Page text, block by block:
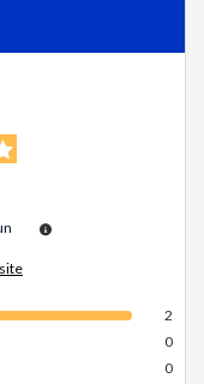
2
0
0